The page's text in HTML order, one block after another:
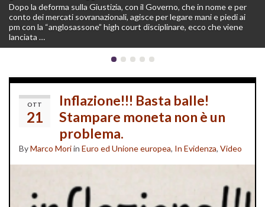
Dopo la deforma sulla Giustizia, con il Governo, che in nome e per
conto dei mercati sovranazionali, agisce per legare mani e piedi ai
pm con la “anglosassone” high court disciplinare, ecco che viene
lanciata …
Passo parte del mio tempo, come sapete, un pò come faceva il
grande Keynes, provando a spiegare ai miei contemporanei che la
nostra società, nel suo complesso, sarebbe certamente più ricca se
gli uomini ed …
OTT
21
Inflazione!!! Basta balle!
Stampare moneta non è un
problema.
ByMarco Moriin Euro ed Unione europea, In Evidenza, Video